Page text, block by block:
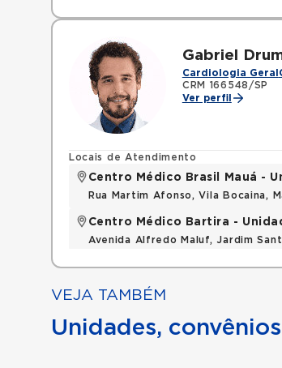
Gabriel
Cardiologia Geral
CRM 166548/SP
Ver perfil
Locais de Atendimento
Centro Médico Brasil Mauá -
Rua Martim Afonso, Vila Bocaina,
Centro Médico Bartira -
Avenida Alfredo Maluf, Jardim
VEJA TAMBÉM
Unidades,